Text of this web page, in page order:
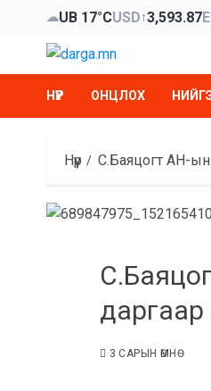
☁UB 17°CUSD↑3,593.87
НҮҮР ОНЦЛОХ
Нүүр С.Баяцогт АН-ын
даргаар
3 САРЫН ӨМНӨ